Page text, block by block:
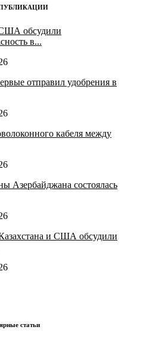
обсудили
в...
отправил удобрения в
кабеля между
Азербайджана состоялась
и США обсудили
статьи